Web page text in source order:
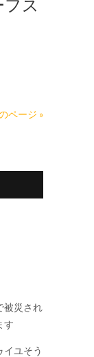
ページ »
被災され
す
ユそう